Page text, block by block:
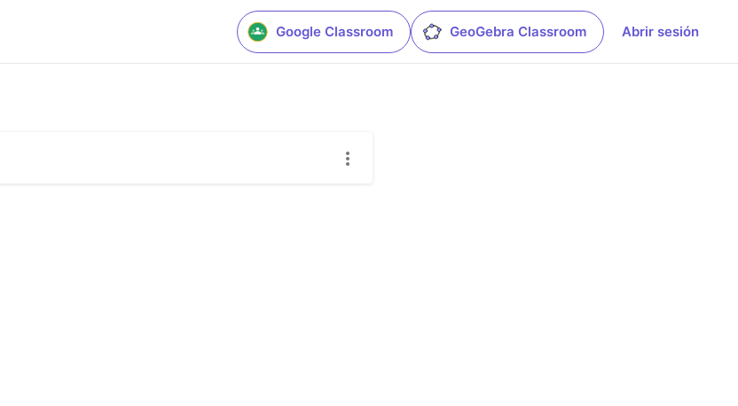
Google Classroom GeoGebra Classroom Abrir sesión